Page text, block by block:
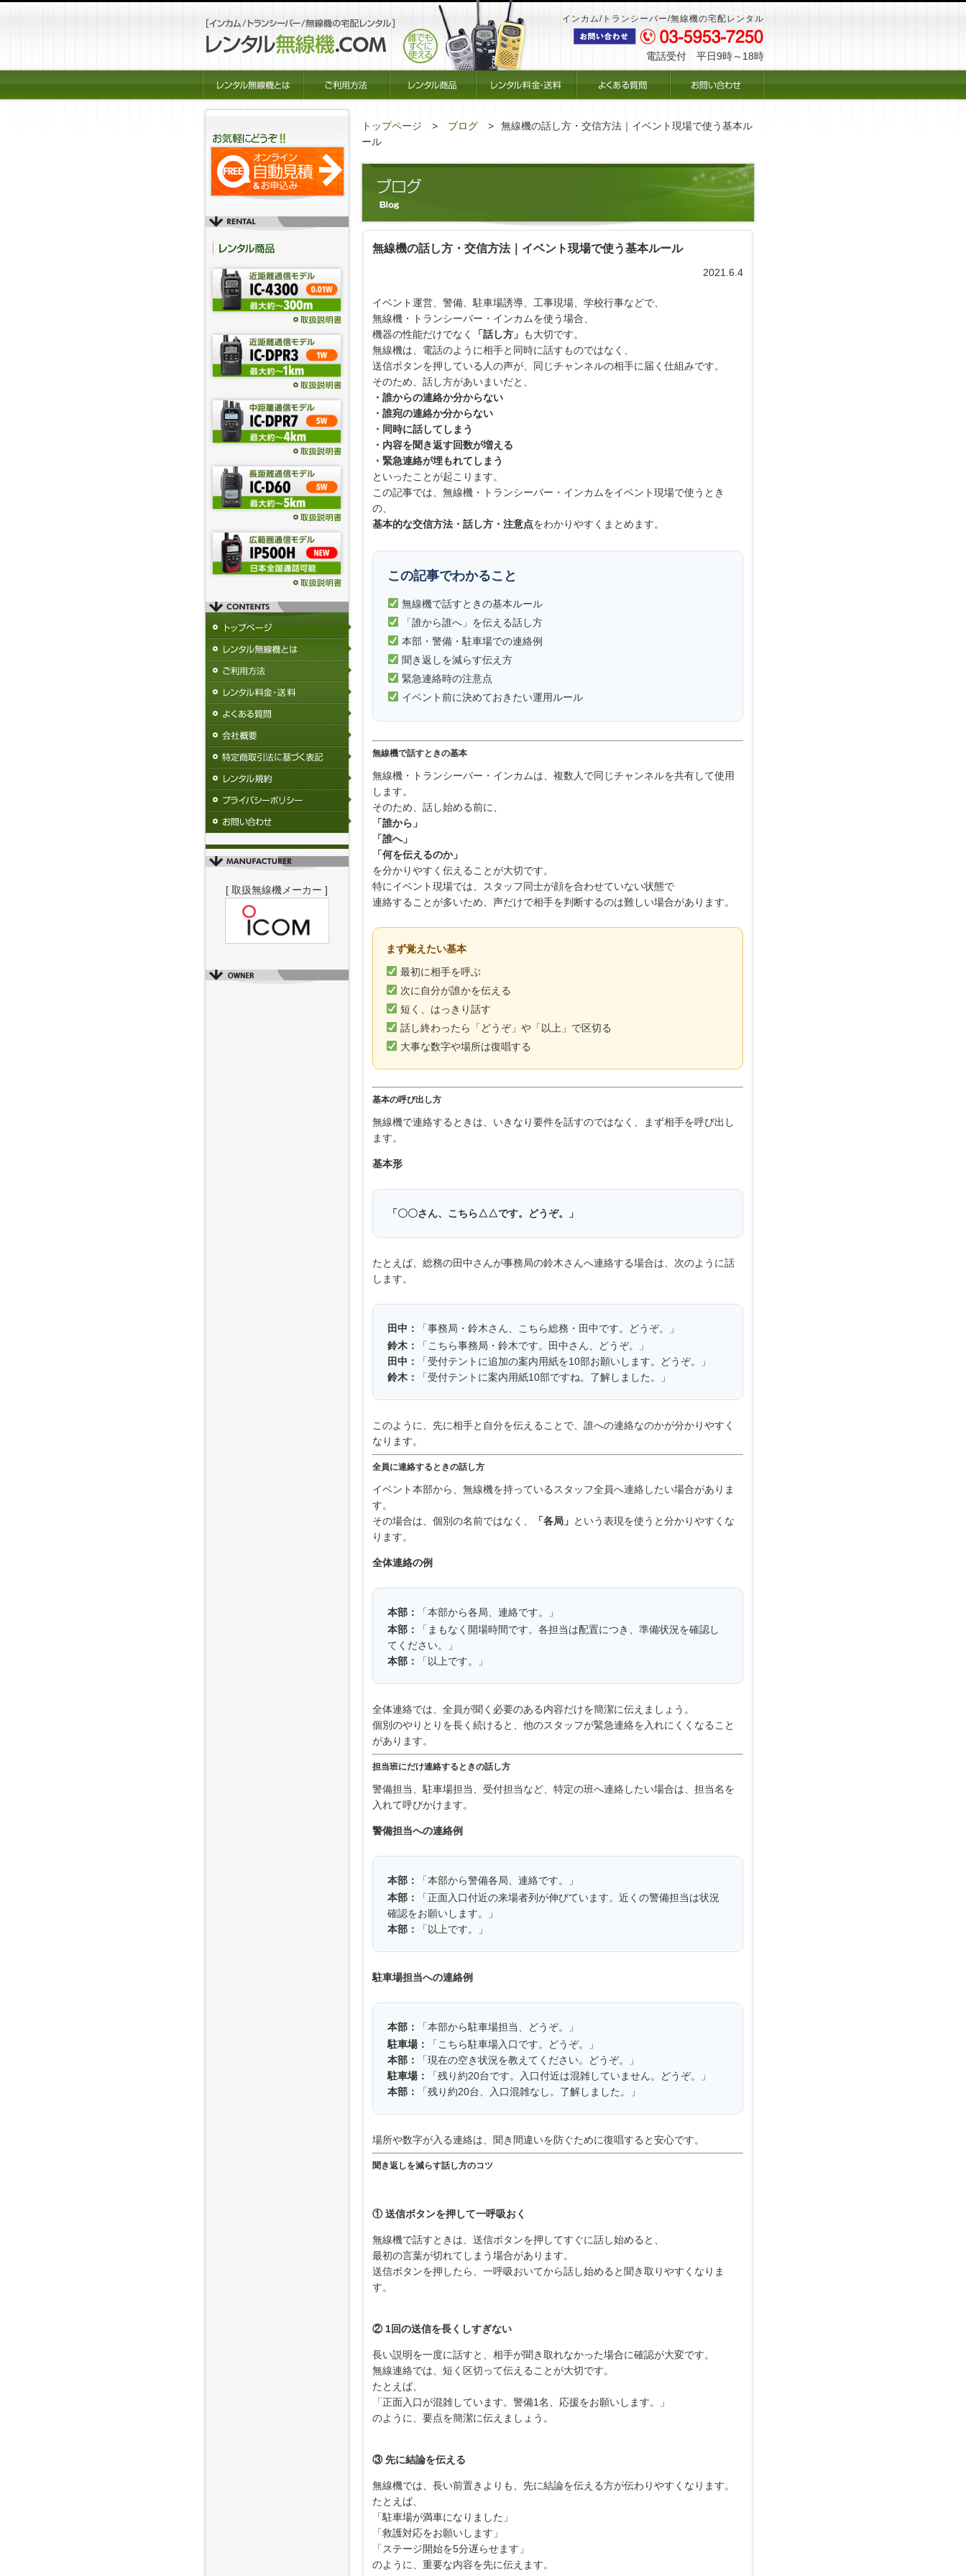
インカム/トランシーバー/無線機の宅配レンタル
電話受付 平日9時～18時
[ 取扱無線機メーカー ]
トップページ ブログ
無線機の話し方・交信方法｜イベント現場で使う基本ル
ール
無線機の話し方・交信方法｜イベント現場で使う基本ルール
2021.6.4
イベント運営、警備、駐車場誘導、工事現場、学校行事などで、
無線機・トランシーバー・インカムを使う場合、
機器の性能だけでなく
「話し方」 も大切です。
無線機は、電話のように相手と同時に話すものではなく、
送信ボタンを押している人の声が、同じチャンネルの相手に届く仕組みです。
そのため、話し方があいまいだと、
・誰からの連絡か分からない
・誰宛の連絡か分からない
・同時に話してしまう
・内容を聞き返す回数が増える
・緊急連絡が埋もれてしまう
といったことが起こります。
この記事では、無線機・トランシーバー・インカムをイベント現場で使うとき
の、
基本的な交信方法・話し方・注意点をわかりやすくまとめます。
この記事でわかること
無線機で話すときの基本ルール
「誰から誰へ」を伝える話し方
本部・警備・駐車場での連絡例
聞き返しを減らす伝え方
緊急連絡時の注意点
イベント前に決めておきたい運用ルール
無線機で話すときの基本
無線機・トランシーバー・インカムは、複数人で同じチャンネルを共有して使用
します。
そのため、話し始める前に、
「誰から」
「誰へ」
「何を伝えるのか」
を分かりやすく伝えることが大切です。
特にイベント現場では、スタッフ同士が顔を合わせていない状態で
連絡することが多いため、声だけで相手を判断するのは難しい場合があります。
まず覚えたい基本
最初に相手を呼ぶ
次に自分が誰かを伝える
短く、はっきり話す
話し終わったら「どうぞ」や「以上」で区切る
大事な数字や場所は復唱する
基本の呼び出し方
無線機で連絡するときは、いきなり要件を話すのではなく、まず相手を呼び出し
ます。
基本形
「〇〇さん、こちら△△です。どうぞ。」
たとえば、総務の田中さんが事務局の鈴木さんへ連絡する場合は、次のように話
します。
田中：
「事務局・鈴木さん、こちら総務・田中です。どうぞ。」
鈴木：
「こちら事務局・鈴木です。田中さん、どうぞ。」
田中：
「受付テントに追加の案内用紙を10部お願いします。どうぞ。」
鈴木：
「受付テントに案内用紙10部ですね。了解しました。」
このように、先に相手と自分を伝えることで、誰への連絡なのかが分かりやすく
なります。
全員に連絡するときの話し方
イベント本部から、無線機を持っているスタッフ全員へ連絡したい場合がありま
す。
その場合は、個別の名前ではなく、
「各局」 という表現を使うと分かりやすくな
ります。
全体連絡の例
本部：
「本部から各局、連絡です。」
本部：
「まもなく開場時間です。各担当は配置につき、準備状況を確認し
てください。」
本部：
「以上です。」
全体連絡では、全員が聞く必要のある内容だけを簡潔に伝えましょう。
個別のやりとりを長く続けると、他のスタッフが緊急連絡を入れにくくなること
があります。
担当班にだけ連絡するときの話し方
警備担当、駐車場担当、受付担当など、特定の班へ連絡したい場合は、担当名を
入れて呼びかけます。
警備担当への連絡例
本部：
「本部から警備各局、連絡です。」
本部：
「正面入口付近の来場者列が伸びています。近くの警備担当は状況
確認をお願いします。」
本部：
「以上です。」
駐車場担当への連絡例
本部：
「本部から駐車場担当、どうぞ。」
駐車場：
「こちら駐車場入口です。どうぞ。」
本部：
「現在の空き状況を教えてください。どうぞ。」
駐車場：
「残り約20台です。入口付近は混雑していません。どうぞ。」
本部：
「残り約20台、入口混雑なし。了解しました。」
場所や数字が入る連絡は、聞き間違いを防ぐために復唱すると安心です。
聞き返しを減らす話し方のコツ
① 送信ボタンを押して一呼吸おく
無線機で話すときは、送信ボタンを押してすぐに話し始めると、
最初の言葉が切れてしまう場合があります。
送信ボタンを押したら、一呼吸おいてから話し始めると聞き取りやすくなりま
す。
② 1回の送信を長くしすぎない
長い説明を一度に話すと、相手が聞き取れなかった場合に確認が大変です。
無線連絡では、短く区切って伝えることが大切です。
たとえば、
「正面入口が混雑しています。警備1名、応援をお願いします。」
のように、要点を簡潔に伝えましょう。
③ 先に結論を伝える
無線機では、長い前置きよりも、先に結論を伝える方が伝わりやすくなります。
たとえば、
「駐車場が満車になりました」
「救護対応をお願いします」
「ステージ開始を5分遅らせます」
のように、重要な内容を先に伝えます。